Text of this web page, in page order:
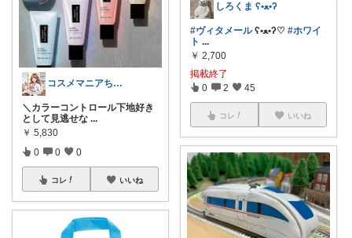
コスメマニアちゃん💄💕
＼カラーコントロール下地好き
として見逃せな ...
￥ 5,830
0 0 0
コレ いいね
しろくま ʕ•ﻌ•ʔ
#ヴィタメール ʕ•ﻌ•ʔ♡ #ホワイ
ト ...
￥ 2,700
掲載終了
0 2 45
コレ いいね